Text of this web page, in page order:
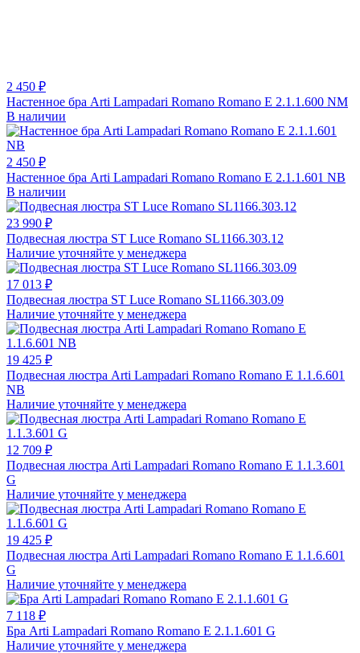
2 450 ₽
Настенное бра Arti Lampadari Romano Romano E 2.1.1.600 NM
В наличии
2 450 ₽
Настенное бра Arti Lampadari Romano Romano E 2.1.1.601 NB
В наличии
23 990 ₽
Подвесная люстра ST Luce Romano SL1166.303.12
Наличие уточняйте у менеджера
17 013 ₽
Подвесная люстра ST Luce Romano SL1166.303.09
Наличие уточняйте у менеджера
19 425 ₽
Подвесная люстра Arti Lampadari Romano Romano E 1.1.6.601
NB
Наличие уточняйте у менеджера
12 709 ₽
Подвесная люстра Arti Lampadari Romano Romano E 1.1.3.601
G
Наличие уточняйте у менеджера
19 425 ₽
Подвесная люстра Arti Lampadari Romano Romano E 1.1.6.601
G
Наличие уточняйте у менеджера
7 118 ₽
Бра Arti Lampadari Romano Romano E 2.1.1.601 G
Наличие уточняйте у менеджера